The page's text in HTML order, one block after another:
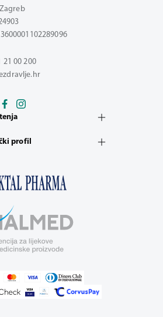
21 00 200
profil